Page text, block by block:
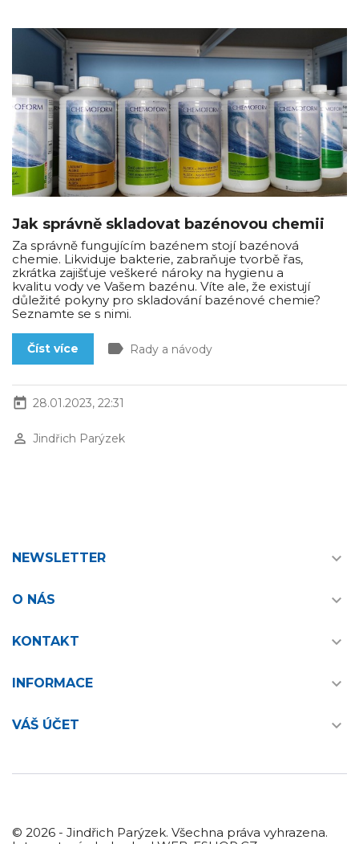
Jak správně skladovat bazénovou chemii
Za správně fungujícím bazénem stojí bazénová
chemie. Likviduje bakterie, zabraňuje tvorbě řas,
zkrátka zajišťuje veškeré nároky na hygienu a
kvalitu vody ve Vašem bazénu. Víte ale, že existují
důležité pokyny pro skladování bazénové chemie?
Seznamte se s nimi.
Číst více label Rady a návody
today 28.01.2023, 22:31
perm_identity Jindřich Parýzek
NEWSLETTER 
O NÁS 
KONTAKT 
INFORMACE 
VÁŠ ÚČET 
© 2026 - Jindřich Parýzek. Všechna práva vyhrazena.